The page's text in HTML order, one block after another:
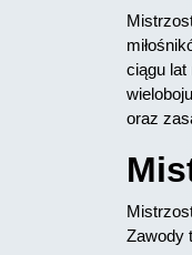
ciągu lat
oraz
Zawody